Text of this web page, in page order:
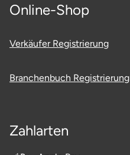
Online-Shop
Verkäufer Registrierung
Branchenbuch Registrierung
Zahlarten